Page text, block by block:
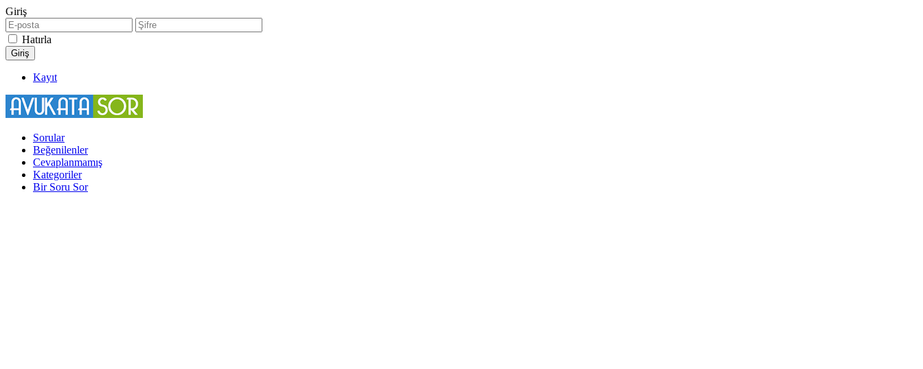
Giriş
Hatırla
Kayıt
Sorular
Beğenilenler
Cevaplanmamış
Kategoriler
Bir Soru Sor